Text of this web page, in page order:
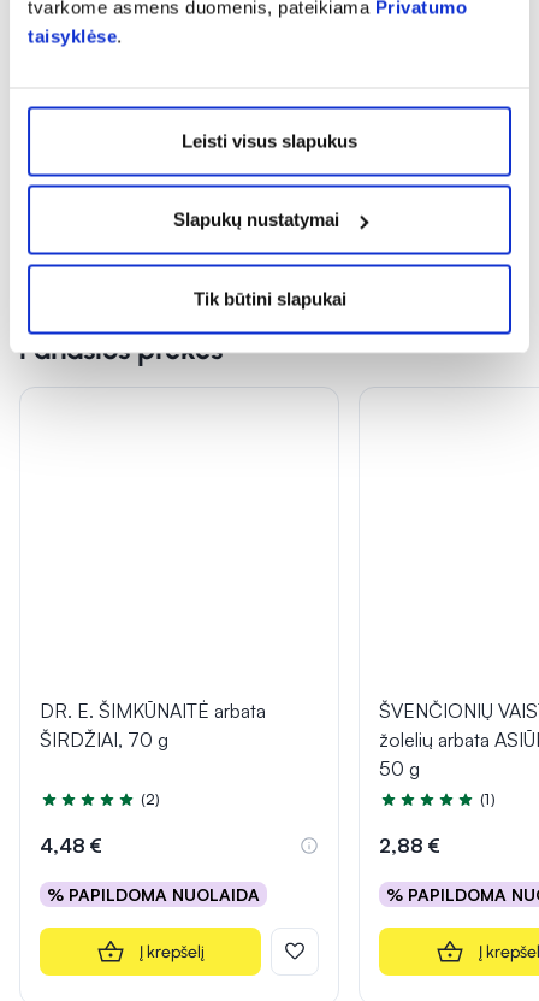
tvarkome asmens duomenis, pateikiama Privatumo
taisyklėse.
Leisti visus slapukus
Slapukų nustatymai
Tik būtini slapukai
Panašios prekės
DR. E. ŠIMKŪNAITĖ arbata
ŠIRDŽIAI, 70 g
Įvertinimas 5.0 iš 5
(2)
4,48 €
% PAPILDOMA NUOLAIDA
Į krepšelį
ŠVENČIONIŲ
žolelių arbata
50 g
Įvertinimas 5.0 iš 5
(1)
2,88 €
% PAPILDOMA
Į